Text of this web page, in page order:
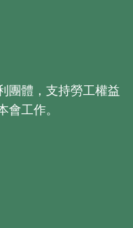
團體，支持勞工權益
工作。